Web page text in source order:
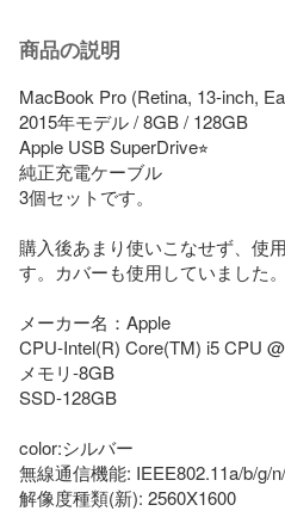
商品の説明
MacBook Pro (Retina, 13-inch,
2015年モデル / 8GB / 128GB
Apple USB SuperDrive⭐︎
純正充電ケーブル
3個セットです。
購入後あまり使いこなせず、使
す。カバーも使用していました。
メーカー名：Apple
CPU-Intel(R) Core(TM) i5 CPU
メモリ-8GB
SSD-128GB
color:シルバー
無線通信機能: IEEE802.11a/b/g/
解像度種類(新): 2560X1600